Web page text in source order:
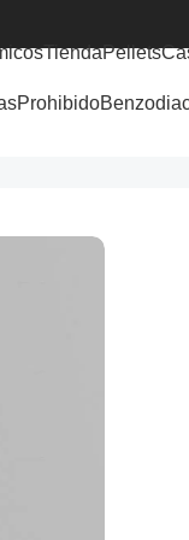
TiendaPellets
Prohibido